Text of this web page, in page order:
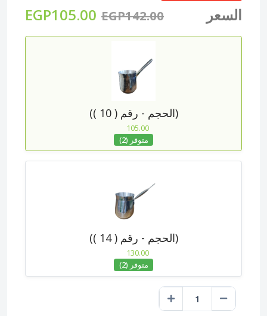
السعر EGP142.00
EGP105.00
(الحجم - رقم ( 10 ))
105.00
متوفر (2)
(الحجم - رقم ( 14 ))
130.00
متوفر (2)